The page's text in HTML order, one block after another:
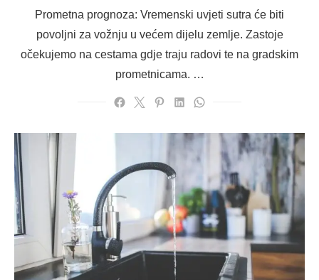
Prometna prognoza: Vremenski uvjeti sutra će biti
povoljni za vožnju u većem dijelu zemlje. Zastoje
očekujemo na cestama gdje traju radovi te na gradskim
prometnicama. …